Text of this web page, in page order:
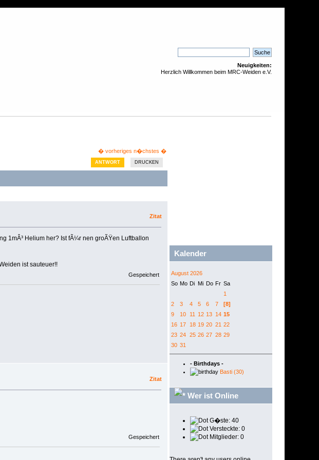
Neuigkeiten:
Herzlich Willkommen beim MRC-Weiden e.V.
� vorheriges n�chstes �
ANTWORT DRUCKEN
Zitat
1mÂ³ Helium her? Ist fÃ¼r nen groÃŸen Luftballon
ist sauteuer!!
Gespeichert
Zitat
Gespeichert
Kalender
August 2026
So Mo Di Mi Do Fr Sa
1
2
3 4 5 6 7
[8]
9
10 11 12 13 14 15
16 17 18 19 20 21 22
23 24 25 26 27 28 29
30 31
- Birthdays -
Basti (30)
Wer ist Online
G�ste: 40
Versteckte: 0
Mitglieder: 0